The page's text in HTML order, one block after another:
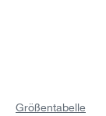
Größentabelle